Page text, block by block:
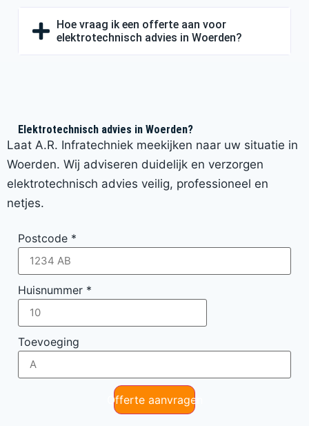
Hoe vraag ik een offerte aan voor
elektrotechnisch advies in Woerden?
Elektrotechnisch advies in Woerden?
Laat A.R. Infratechniek meekijken naar uw situatie in
Woerden. Wij adviseren duidelijk en verzorgen
elektrotechnisch advies veilig, professioneel en
netjes.
Postcode *
Huisnummer *
Toevoeging
Offerte aanvragen